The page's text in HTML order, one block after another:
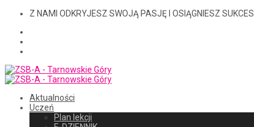
Z NAMI ODKRYJESZ SWOJĄ PASJĘ I OSIĄGNIESZ SUKCES
Aktualności
Uczeń
Plan lekcji